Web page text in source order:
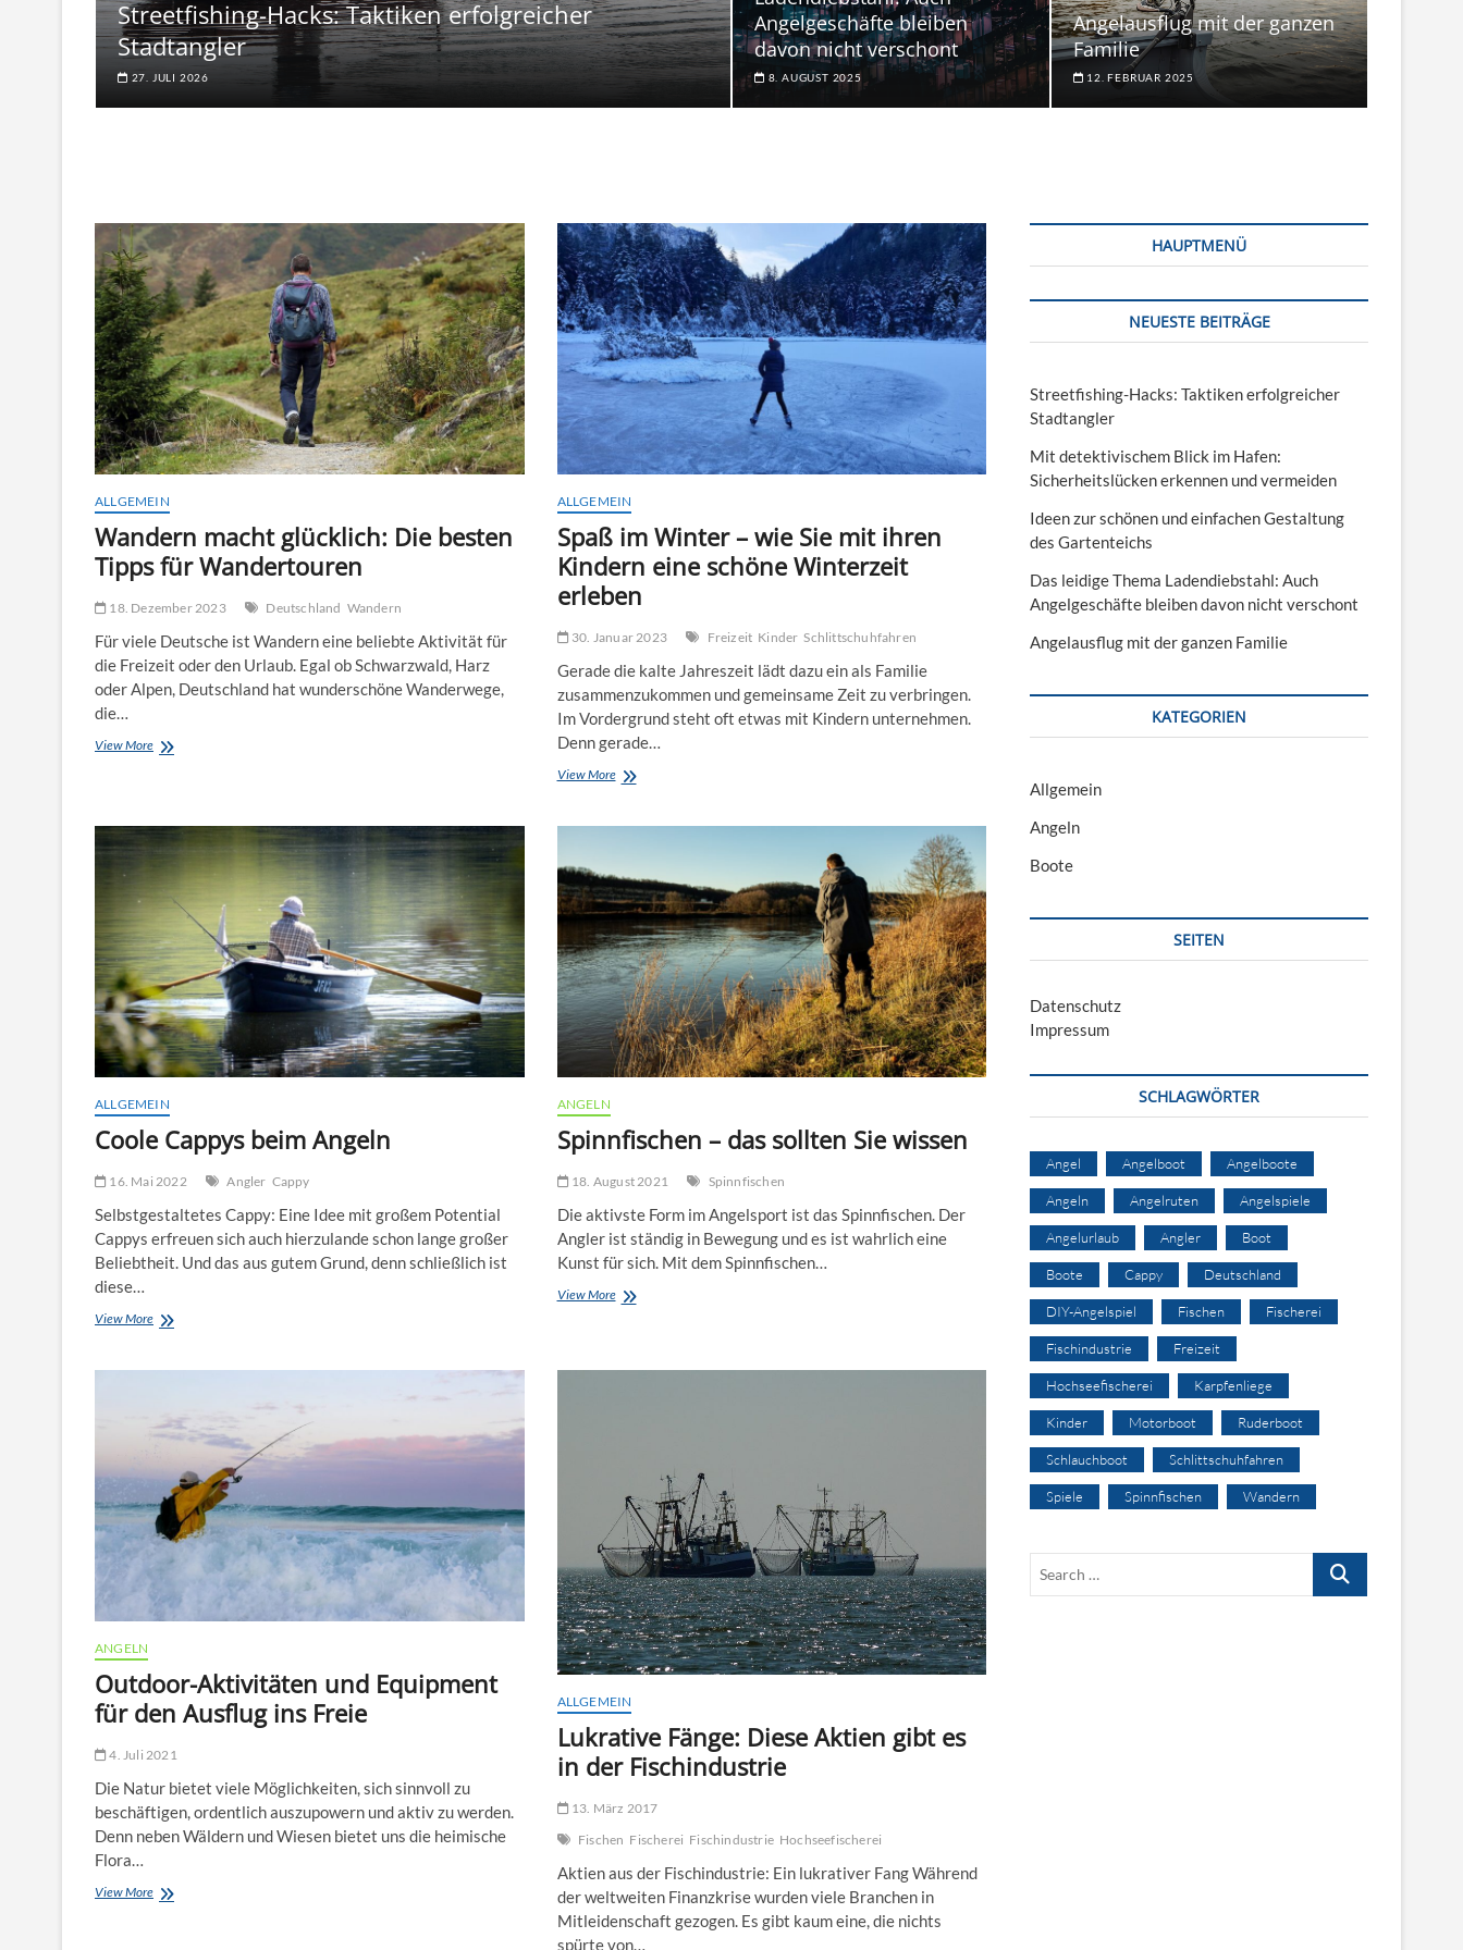
Streetfishing-Hacks: Taktiken erfolgreicher
Stadtangler
27. JULI 2026
Angelgeschäfte bleiben
davon nicht verschont
8. AUGUST 2025
Angelausflug mit der ganzen
Familie
12. FEBRUAR 2025
ALLGEMEIN
Wandern macht glücklich: Die besten
Tipps für Wandertouren
18. Dezember 2023 Deutschland Wandern
Für viele Deutsche ist Wandern eine beliebte Aktivität für
die Freizeit oder den Urlaub. Egal ob Schwarzwald, Harz
oder Alpen, Deutschland hat wunderschöne Wanderwege,
die…
View MoreWandern
Tipps
ALLGEMEIN
Spaß im Winter – wie Sie mit ihren
Kindern eine schöne Winterzeit
erleben
30. Januar 2023 Freizeit Kinder Schlittschuhfahren
Gerade die kalte Jahreszeit lädt dazu ein als Familie
zusammenzukommen und gemeinsame Zeit zu verbringen.
Im Vordergrund steht oft etwas mit Kindern unternehmen.
Denn gerade…
View MoreSpaß
mit
ihren
Kindern
eine
schöne
Winterzeit
erleben
ALLGEMEIN
Coole Cappys beim Angeln
16. Mai 2022 Angler Cappy
Selbstgestaltetes Cappy: Eine Idee mit großem Potential
Cappys erfreuen sich auch hierzulande schon lange großer
Beliebtheit. Und das aus gutem Grund, denn schließlich ist
diese…
View MoreCoole
Angeln
ANGELN
Spinnfischen – das sollten Sie wissen
18. August 2021 Spinnfischen
Die aktivste Form im Angelsport ist das Spinnfischen. Der
Angler ist ständig in Bewegung und es ist wahrlich eine
Kunst für sich. Mit dem Spinnfischen…
View MoreSpinnfischen
Sie
ANGELN
Outdoor-Aktivitäten und Equipment
für den Ausflug ins Freie
4. Juli 2021
Die Natur bietet viele Möglichkeiten, sich sinnvoll zu
beschäftigen, ordentlich auszupowern und aktiv zu werden.
Denn neben Wäldern und Wiesen bietet uns die heimische
Flora…
View MoreOutdoor-
ALLGEMEIN
Lukrative Fänge: Diese Aktien gibt es
in der Fischindustrie
13. März 2017
Fischen Fischerei Fischindustrie Hochseefischerei
Aktien aus der Fischindustrie: Ein lukrativer Fang Während
der weltweiten Finanzkrise wurden viele Branchen in
Mitleidenschaft gezogen. Es gibt kaum eine, die nichts
spürte von…
HAUPTMENÜ
NEUESTE BEITRÄGE
Streetfishing-Hacks: Taktiken erfolgreicher
Stadtangler
Mit detektivischem Blick im Hafen:
Sicherheitslücken erkennen und vermeiden
Ideen zur schönen und einfachen Gestaltung
des Gartenteichs
Das leidige Thema Ladendiebstahl: Auch
Angelgeschäfte bleiben davon nicht verschont
Angelausflug mit der ganzen Familie
KATEGORIEN
Allgemein
Angeln
Boote
SEITEN
Datenschutz
Impressum
SCHLAGWÖRTER
Angel Angelboot Angelboote
Angeln Angelruten Angelspiele
Angelurlaub Angler Boot
Boote Cappy Deutschland
DIY-Angelspiel Fischen Fischerei
Fischindustrie Freizeit
Hochseefischerei Karpfenliege
Kinder Motorboot Ruderboot
Schlauchboot Schlittschuhfahren
Spiele Spinnfischen Wandern
Search